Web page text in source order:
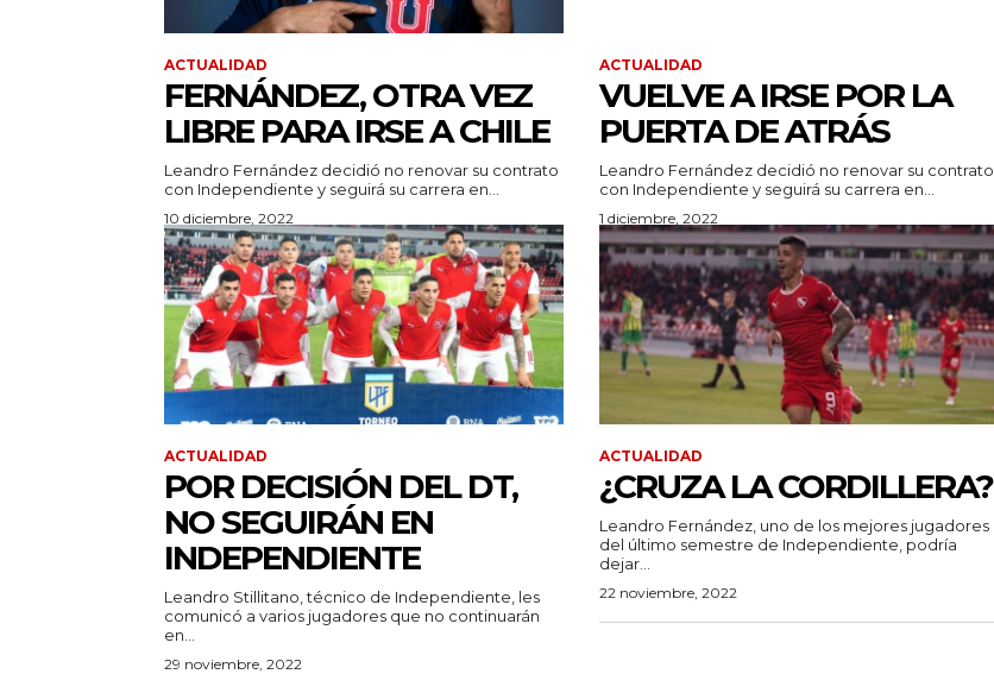
ACTUALIDAD
FERNÁNDEZ, OTRA VEZ
LIBRE PARA IRSE A CHILE
Leandro Fernández decidió no renovar su contrato
con Independiente y seguirá su carrera en...
10 diciembre, 2022
ACTUALIDAD
VUELVE A IRSE POR LA
PUERTA DE ATRÁS
Leandro Fernández decidió no renovar su contrato
con Independiente y seguirá su carrera en...
1 diciembre, 2022
ACTUALIDAD
POR DECISIÓN DEL DT,
NO SEGUIRÁN EN
INDEPENDIENTE
Leandro Stillitano, técnico de Independiente, les
comunicó a varios jugadores que no continuarán
en...
29 noviembre, 2022
ACTUALIDAD
¿CRUZA LA CORDILLERA?
Leandro Fernández, uno de los mejores jugadores
del último semestre de Independiente, podría
dejar...
22 noviembre, 2022